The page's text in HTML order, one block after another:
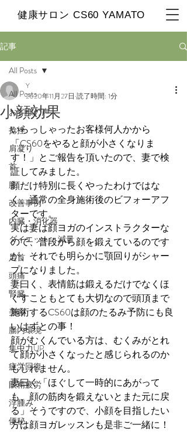
​健康サロン CS60 YAMATO
記事
All Posts
お客様の声
捻挫
肩凝り
首
膝
改善事例
内臓・消化器
ダイエット・減量
足首
頭痛
腎臓
美容
腸内環境
集中力UP
疲労回復
眼精疲労
浮腫み
便秘
All Posts
小顔効果
Y
2020年11月27日 読了時間: 1分
いらっしゃったお客様何人かから
「CS60をやると顔が小さくなりま
す！」とご報告を頂いたので、妻で検
証してみました。
顔だけ特別に長くやったわけではな
く、通常の全身施術後のビフォーアフ
ターです。
実は妻は顔ヨガのインストラクターな
ので、普段から顔を鍛えているのです
が、それでも明らかに顎回りがシャー
プになりました。
妻曰く、表情筋は鍛えるだけでなくほ
ぐすこともとても大切なので頭頂まで
施術するCS60は顔のたるみ予防にも良
いはずとの事！
顔がむくんでいる方は、むくみがとれ
て顔が小さくなったと感じられるのか
もしれません。
妻曰く「ほぐして一時的にあがって
も、顔の筋肉を鍛えないとまた元に戻
る」そうですので、小顔を目指したい
方は顔ヨガレッスンも是非ご一緒に！